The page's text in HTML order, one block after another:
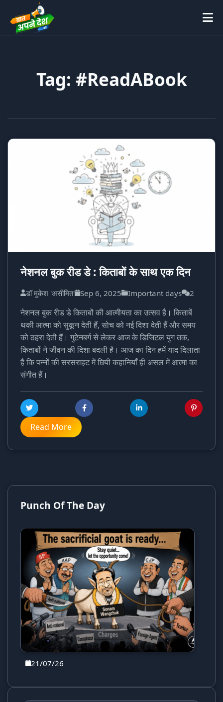
Tag: #ReadABook
नेशनल बुक रीड डे : किताबों के साथ एक दिन
डॉ मुकेश 'असीमित' Sep 6, 2025 Important days 2
नेशनल बुक रीड डे किताबों की आत्मीयता का उत्सव है। किताबें
थकी आत्मा को सुकून देती हैं, सोच को नई दिशा देती हैं और समय
को ठहरा देती हैं। गुटेनबर्ग से लेकर आज के डिजिटल युग तक,
किताबों ने जीवन की दिशा बदली है। आज का दिन हमें याद दिलाता
है कि पन्नों की सरसराहट में छिपी कहानियाँ ही असल में आत्मा का
संगीत हैं।
Read More
Punch Of The Day
21/07/26